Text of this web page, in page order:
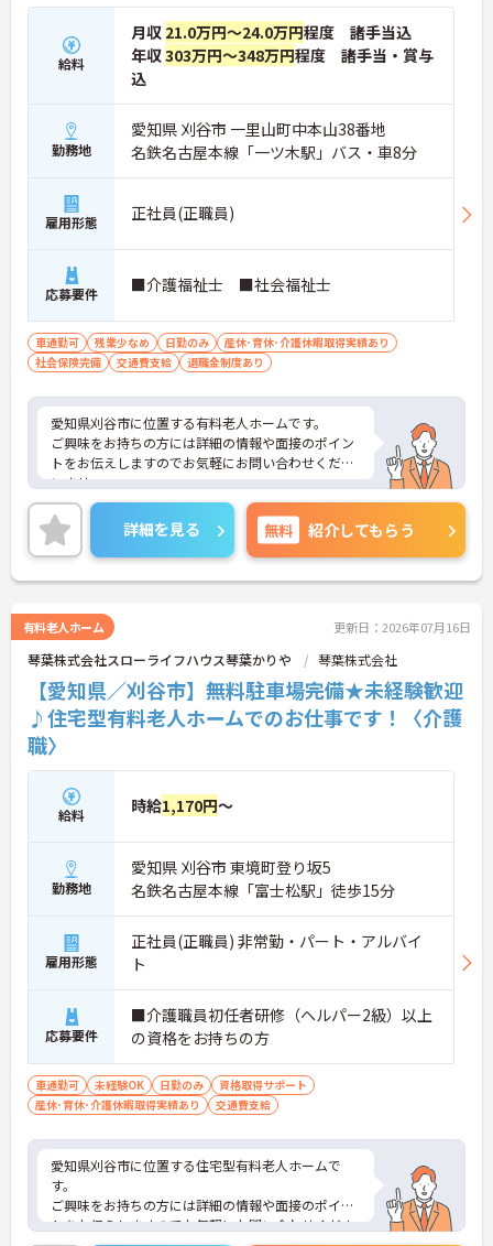
収入面を重視したい方にもおすすめです
・月給302000円以上です
・賞与支給実績があります
・昇給の過去実績があります
→ 安心して長く勤務しやすい環境です♪
■ 地域に寄り添うケアマネ業務
・介護計画の作成を担当できます
・利用者様やご家族様の相談対応ができます
・関係機関との連携業務に携われます
→ 専門性を活かしながら成長を目指せます♪
給料
月収 21.0万円～24.0万円程度 諸手当込
年収303万円～348万円程度 諸手当・賞与
込
勤務地
愛知県 刈谷市 一里山町中本山38番地
名鉄名古屋本線「一ツ木駅」バス・車8分
雇用形態 正社員(正職員)
応募要件 ■介護福祉士 ■社会福祉士
車通勤可 残業少なめ 日勤のみ
産休･育休･介護休暇取得実績あり
社会保険完備
交通費支給 退職金制度あり
愛知県刈谷市に位置する有料老人ホームです。
ご興味をお持ちの方には詳細の情報や面接のポイン
トをお伝えしますのでお気軽にお問い合わせくださ
いませ。
詳細を見る 無料 紹介してもらう
有料老人ホーム 更新日：2026年07月16日
琴葉株式会社スローライフハウス琴葉かりや 琴葉株式会社
【愛知県／刈谷市】無料駐車場完備★未経験歓迎
♪住宅型有料老人ホームでのお仕事です！〈介護
職〉
給料 時給1,170円～
勤務地
愛知県 刈谷市 東境町登り坂5
名鉄名古屋本線「富士松駅」徒歩15分
雇用形態
正社員(正職員) 非常勤・パート・アルバイ
ト
応募要件
■介護職員初任者研修（ヘルパー2級）以上
の資格をお持ちの方
車通勤可 未経験OK 日勤のみ
資格取得サポート
産休･育休･介護休暇取得実績あり
交通費支給
愛知県刈谷市に位置する住宅型有料老人ホームで
す。
ご興味をお持ちの方には詳細の情報や面接のポイン
トをお伝えしますのでお気軽にお問い合わせくださ